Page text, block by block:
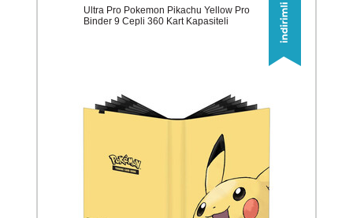
Ultra Pro Pokemon Pikachu Yellow Pro
Binder 9 Cepli 360 Kart Kapasiteli